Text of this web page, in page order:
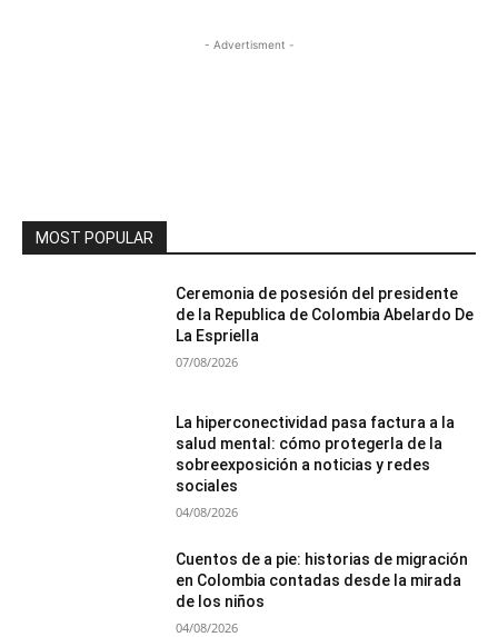
- Advertisment -
MOST POPULAR
Ceremonia de posesión del presidente
de la Republica de Colombia Abelardo De
La Espriella
07/08/2026
La hiperconectividad pasa factura a la
salud mental: cómo protegerla de la
sobreexposición a noticias y redes
sociales
04/08/2026
Cuentos de a pie: historias de migración
en Colombia contadas desde la mirada
de los niños
04/08/2026